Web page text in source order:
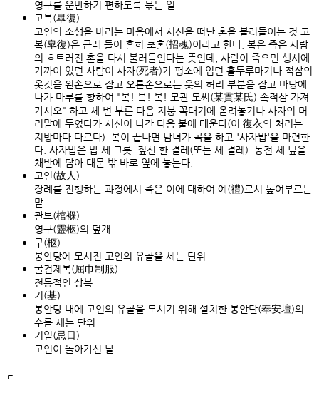
영구를 운반하기 편하도록 묶는 일
고복(皐復)
고인의 소생을 바라는 마음에서 시신을 떠난 혼을 불러들이는 것 고
복(皐復)은 근래 들어 흔히 초혼(招魂)이라고 한다. 복은 죽은 사람
의 흐트러진 혼을 다시 불러들인다는 뜻인데, 사람이 죽으면 생시에
가까이 있던 사람이 사자(死者)가 평소에 입던 홑두루마기나 적삼의
옷깃을 왼손으로 잡고 오른손으로는 옷의 허리 부분을 잡고 마당에
나가 마루를 향하여 "복! 복! 복! 모관 모씨(某貫某氏) 속적삼 가져
가시오" 하고 세 번 부른 다음 지붕 꼭대기에 올려놓거나 사자의 머
리맡에 두었다가 시신이 나간 다음 불에 태운다(이 復衣의 처리는
지방마다 다르다). 복이 끝나면 남녀가 곡을 하고 '사자밥'을 마련한
다. 사자밥은 밥 세 그릇 ·짚신 한 켤레(또는 세 켤레) ·동전 세 닢을
채반에 담아 대문 밖 바로 옆에 놓는다.
고인(故人)
장례를 진행하는 과정에서 죽은 이에 대하여 예(禮)로서 높여부르는
말
관보(棺褓)
영구(靈柩)의 덮개
구(柩)
봉안당에 모셔진 고인의 유골을 세는 단위
굴건제복(屈巾制服)
전통적인 상복
기(基)
봉안당 내에 고인의 유골을 모시기 위해 설치한 봉안단(奉安壇)의
수를 세는 단위
기일(忌日)
고인이 돌아가신 날
ㄷ